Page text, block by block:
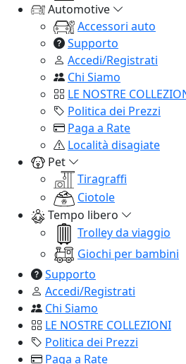
Automotive
Accessori auto
Supporto
Accedi/Registrati
Chi Siamo
LE NOSTRE
Politica dei Prezzi
Paga a Rate
Località disagiate
Pet
Tiragraffi
Ciotole
Tempo libero
Trolley da viaggio
Giochi per bambini
Supporto
Accedi/Registrati
Chi Siamo
LE NOSTRE COLLEZIONI
Politica dei Prezzi
Paga a Rate